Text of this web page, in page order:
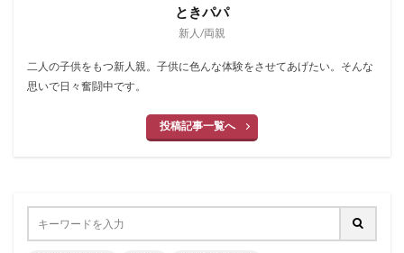
ときパパ
新人/両親
二人の子供をもつ新人親。子供に色んな体験をさせてあげたい。そんな
思いで日々奮闘中です。
投稿記事一覧へ